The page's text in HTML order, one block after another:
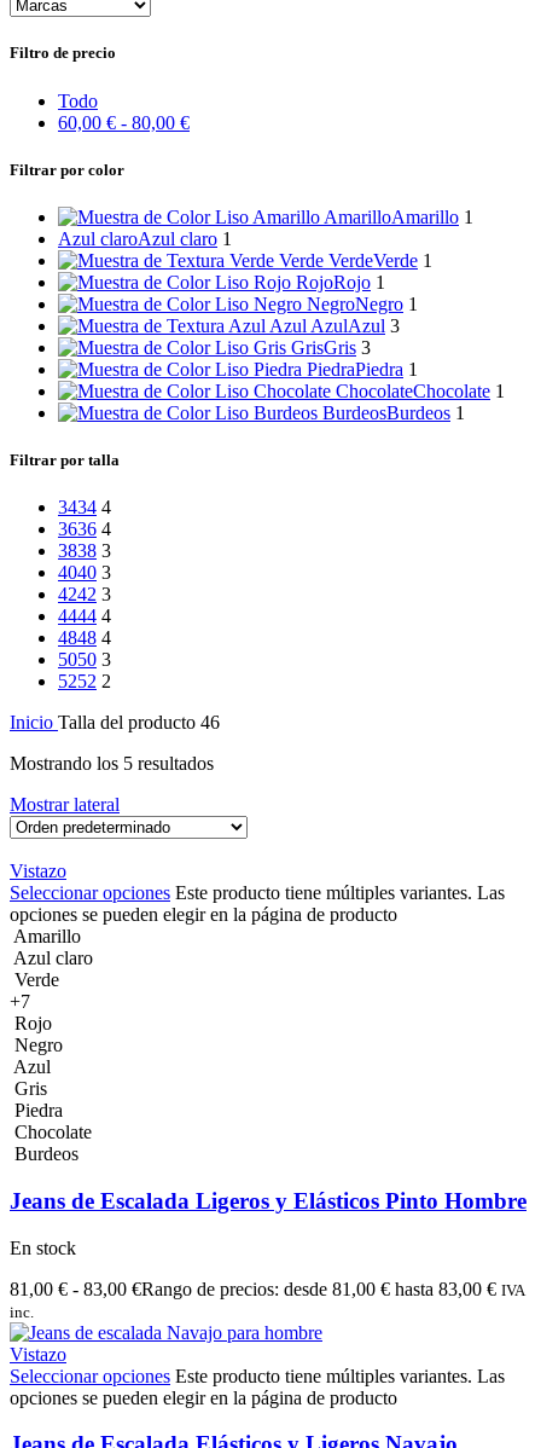
Filtro de precio
Todo
60,00 € - 80,00 €
Filtrar por color
AmarilloAmarillo 1
Azul claroAzul claro 1
VerdeVerde 1
RojoRojo 1
NegroNegro 1
AzulAzul 3
GrisGris 3
PiedraPiedra 1
ChocolateChocolate 1
BurdeosBurdeos 1
Filtrar por talla
3434 4
3636 4
3838 3
4040 3
4242 3
4444 4
4848 4
5050 3
5252 2
Inicio Talla del producto 46
Mostrando los 5 resultados
Mostrar lateral
Vistazo
Seleccionar opciones Este producto tiene múltiples variantes. Las
opciones se pueden elegir en la página de producto
Amarillo
Azul claro
Verde
+7
Rojo
Negro
Azul
Gris
Piedra
Chocolate
Burdeos
Jeans de Escalada Ligeros y Elásticos Pinto Hombre
En stock
81,00 € - 83,00 €Rango de precios: desde 81,00 € hasta 83,00 € IVA
inc.
Vistazo
Seleccionar opciones Este producto tiene múltiples variantes. Las
opciones se pueden elegir en la página de producto